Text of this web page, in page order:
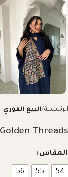
الرئيسية البيع الفوري
Golden Threads
المقاس
54
55
56